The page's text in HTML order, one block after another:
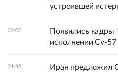
устроившей
22:00
Появились кадры
исполнении Су-57
21:48
Иран предложил